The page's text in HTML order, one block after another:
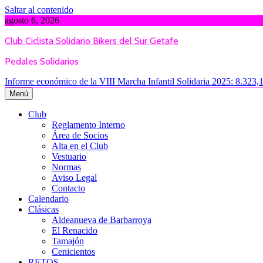
Saltar al contenido
agosto 6, 2026
Club Ciclista Solidario Bikers del Sur Getafe
Pedales Solidarios
Informe económico de la VIII Marcha Infantil Solidaria 2025:
Menú
Club
Reglamento Interno
Área de Socios
Alta en el Club
Vestuario
Normas
Aviso Legal
Contacto
Calendario
Clásicas
Aldeanueva de Barbarroya
El Renacido
Tamajón
Cenicientos